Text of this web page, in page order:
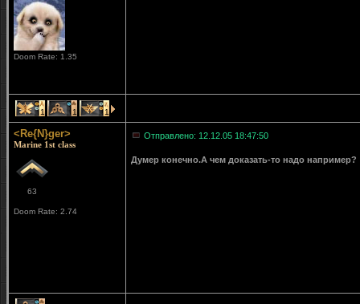
Doom Rate: 1.35
1 1 1
<Re{N}ger>
Marine 1st class
63
Doom Rate: 2.74
Отправлено: 12.12.05 18:47:50
Думер конечно.А чем доказать-то надо например?